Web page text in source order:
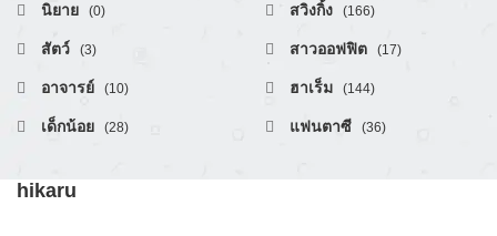
นิยาย (0) สวิงกิ้ง (166)
สัตว์ (3) สาวออฟฟิต (17)
อาจารย์ (10) ฮาเร็ม (144)
เด็กน้อย (28) แฟนตาซี (36)
hikaru